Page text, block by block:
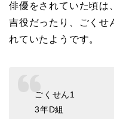
俳優をされていた頃は
吉役だったり、ごくせ
れていたようです。
ごくせん1
3年D組